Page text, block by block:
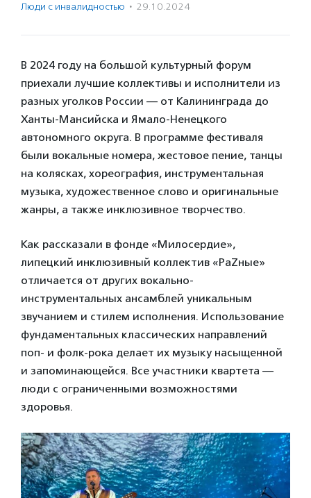
Люди с инвалидностью · 29.10.2024
В 2024 году на большой культурный форум
приехали лучшие коллективы и исполнители из
разных уголков России — от Калининграда до
Ханты-Мансийска и Ямало-Ненецкого
автономного округа. В программе фестиваля
были вокальные номера, жестовое пение, танцы
на колясках, хореография, инструментальная
музыка, художественное слово и оригинальные
жанры, а также инклюзивное творчество.
Как рассказали в фонде «Милосердие»,
липецкий инклюзивный коллектив «РаZные»
отличается от других вокально-
инструментальных ансамблей уникальным
звучанием и стилем исполнения. Использование
фундаментальных классических направлений
поп- и фолк-рока делает их музыку насыщенной
и запоминающейся. Все участники квартета —
люди с ограниченными возможностями
здоровья.